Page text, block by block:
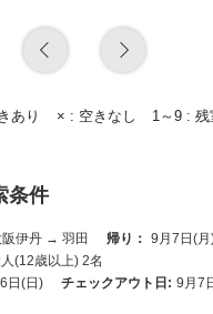
あり × : 空きなし 1～9 : 残
条件
伊丹 → 羽田 帰り： 9月7日(
(12歳以上) 2名
日(日) チェックアウト日: 9月7